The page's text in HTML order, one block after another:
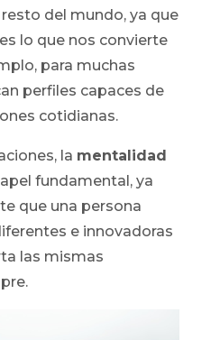
resto del mundo, ya que
lo que nos convierte
para muchas
perfiles capaces de
cotidianas.
la mentalidad
fundamental, ya
que una persona
e innovadoras
las mismas